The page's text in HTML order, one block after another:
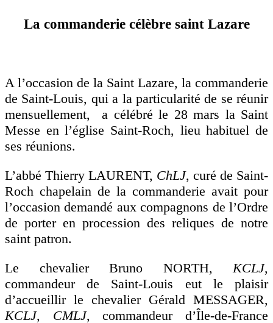
La commanderie célèbre saint Lazare
A l’occasion de la Saint Lazare, la commanderie
de Saint-Louis, qui a la particularité de se réunir
mensuellement, a célébré le 28 mars la Saint
Messe en l’église Saint-Roch, lieu habituel de
ses réunions.
L’abbé Thierry LAURENT, ChLJ, curé de Saint-
Roch chapelain de la commanderie avait pour
l’occasion demandé aux compagnons de l’Ordre
de porter en procession des reliques de notre
saint patron.
Le chevalier Bruno NORTH,KCLJ,
commandeur de Saint-Louis eut le plaisir
d’accueillir le chevalier Gérald MESSAGER,
KCLJ, CMLJ, commandeur d’Île-de-France